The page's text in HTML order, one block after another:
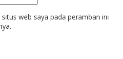
web saya pada peramban ini